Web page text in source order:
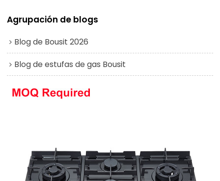
Agrupación de blogs
Blog de Bousit 2026
Blog de estufas de gas Bousit